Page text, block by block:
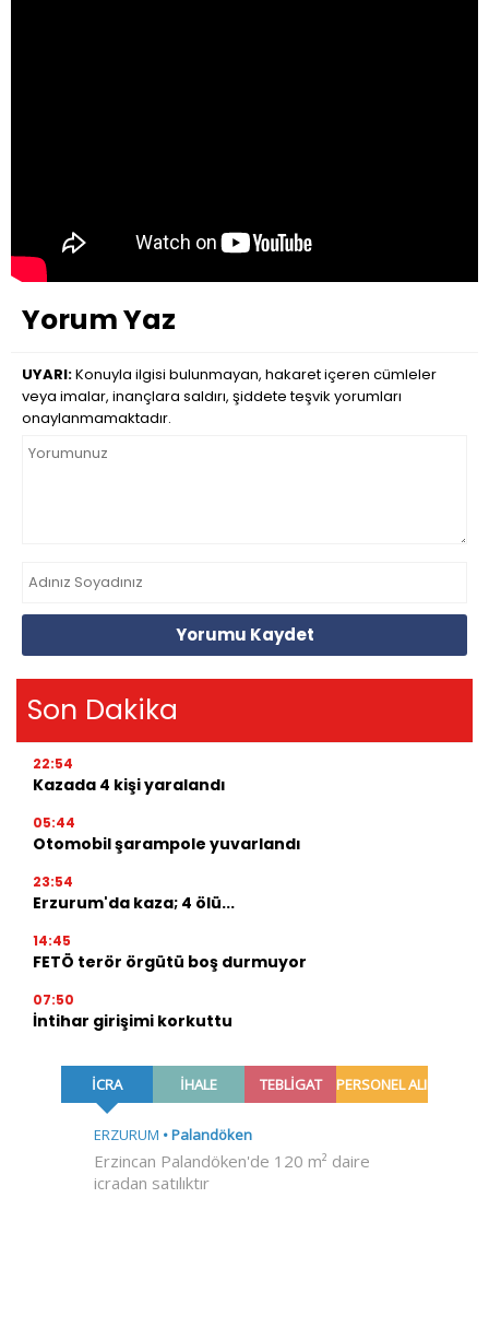
Yorum Yaz
UYARI:Konuyla ilgisi bulunmayan, hakaret içeren cümleler
veya imalar, inançlara saldırı, şiddete teşvik yorumları
onaylanmamaktadır.
Yorumu Kaydet
Son Dakika
22:54
Kazada 4 kişi yaralandı
05:44
Otomobil şarampole yuvarlandı
23:54
Erzurum'da kaza; 4 ölü...
14:45
FETÖ terör örgütü boş durmuyor
07:50
İntihar girişimi korkuttu